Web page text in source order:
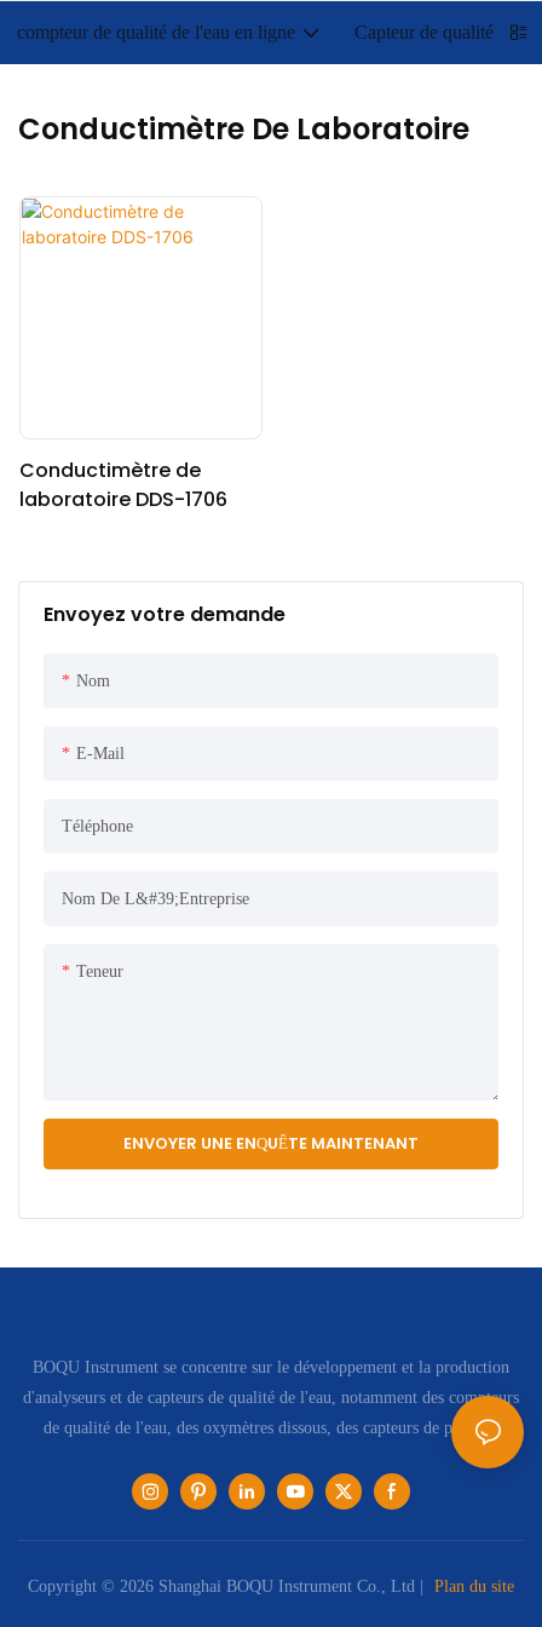
compteur de qualité de l'eau en ligne Capteur de qualité de
Conductimètre De Laboratoire
Envoyez votre demande
Nom
E-Mail
Téléphone
Nom De L&#39;entreprise
Teneur
ENVOYER UNE ENQUÊTE MAINTENANT
Conductimètre de
laboratoire DDS-1706
BOQU Instrument se concentre sur le développement et la production
d'analyseurs et de capteurs de qualité de l'eau, notamment des compteurs
de qualité de l'eau, des oxymètres dissous, des capteurs de pH, etc.
Copyright © 2026 Shanghai BOQU Instrument Co., Ltd | Plan du site